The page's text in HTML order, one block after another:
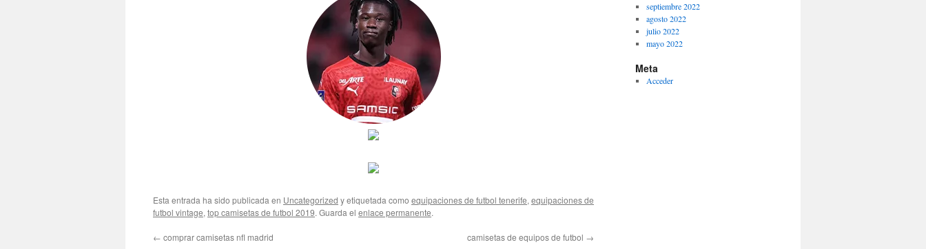
Esta entrada ha sido publicada en Uncategorized y etiquetada como equipaciones de futbol tenerife, equipaciones de
futbol vintage, top camisetas de futbol 2019. Guarda el enlace permanente.
← comprar camisetas nfl madrid camisetas de equipos de futbol →
septiembre 2022
agosto 2022
julio 2022
mayo 2022
Meta
Acceder